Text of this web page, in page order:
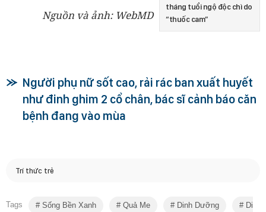
tháng tuổi ngộ độc chì do
“thuốc cam”
Nguồn và ảnh: WebMD
Người phụ nữ sốt cao, rải rác ban xuất huyết
như đinh ghim 2 cổ chân, bác sĩ cảnh báo căn
bệnh đang vào mùa
Trí thức trẻ
Tags Sống Bền Xanh Quả Me Dinh Dưỡng Dinh